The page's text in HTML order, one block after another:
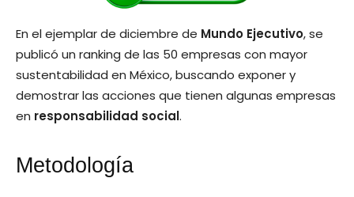
En el ejemplar de diciembre de Mundo Ejecutivo, se
publicó un ranking de las 50 empresas con mayor
sustentabilidad en México, buscando exponer y
demostrar las acciones que tienen algunas empresas
en responsabilidad social.
Metodología